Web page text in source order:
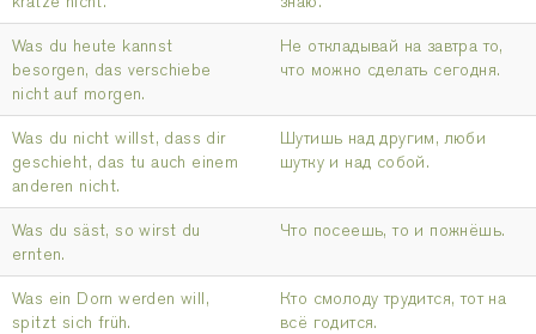
Was du heute kannst
besorgen, das verschiebe
nicht auf morgen.
Не откладывай на завтра то,
что можно сделать сегодня.
Was du nicht willst, dass dir
geschieht, das tu auch einem
anderen nicht.
Шутишь над другим, люби
шутку и над собой.
Was du säst, so wirst du
ernten.
Что посеешь, то и пожнёшь.
Was ein Dorn werden will,
spitzt sich früh.
Кто смолоду трудится, тот на
всё годится.